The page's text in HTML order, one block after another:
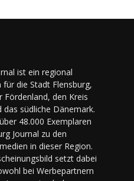
ist ein regional
die Stadt Flensburg,
Fördenland, den Kreis
das südliche Dänemark.
48.000 Exemplaren
Journal zu den
in dieser Region.
setzt dabei
bei Werbepartnern